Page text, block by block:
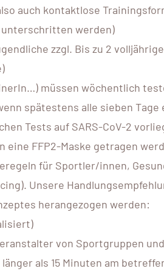
auch kontaktlose
werden)
zzgl. Bis zu 2 volljährige
müssen wöchentlich
spätestens alle sieben Tage
Tests auf SARS-CoV-2
FFP2-Maske getragen
für Sportler/innen,
Unsere
herangezogen werden:
von Sportgruppen und
als 15 Minuten am